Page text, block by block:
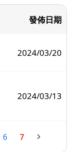
發佈日期
2024/03/20
2024/03/13
6 7